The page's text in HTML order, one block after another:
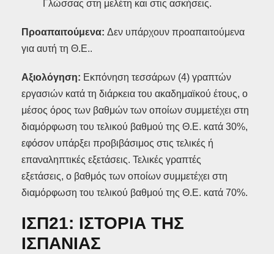
Γλώσσας στη μελέτη και στις ασκήσεις.
Προαπαιτούμενα: Δεν υπάρχουν προαπαιτούμενα
για αυτή τη Θ.Ε..
Αξιολόγηση: Εκπόνηση τεσσάρων (4) γραπτών
εργασιών κατά τη διάρκεια του ακαδημαϊκού έτους, ο
μέσος όρος των βαθμών των οποίων συμμετέχει στη
διαμόρφωση του τελικού βαθμού της Θ.Ε. κατά 30%,
εφόσον υπάρξει προβιβάσιμος στις τελικές ή
επαναληπτικές εξετάσεις. Τελικές γραπτές
εξετάσεις, ο βαθμός των οποίων συμμετέχει στη
διαμόρφωση του τελικού βαθμού της Θ.Ε. κατά 70%.
ΙΣΠ21: ΙΣΤΟΡΙΑ ΤΗΣ
ΙΣΠΑΝΙΑΣ